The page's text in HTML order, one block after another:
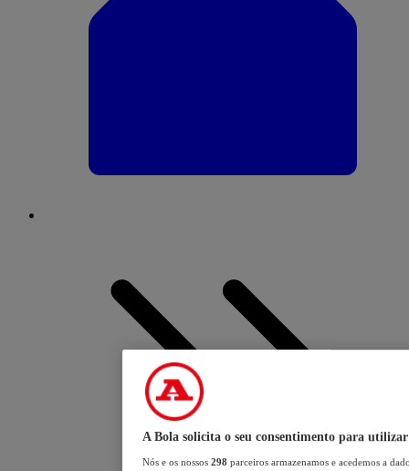
A Bola solicita o seu consentimento para utilizar
Nós e os nossos 298 parceiros armazenamos e acedemos a